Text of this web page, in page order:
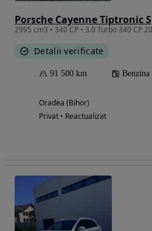
Porsche Cayenne Tiptronic S
Detalii verificate
91 500 km Benzina
Oradea (Bihor)
Privat • Reactualizat